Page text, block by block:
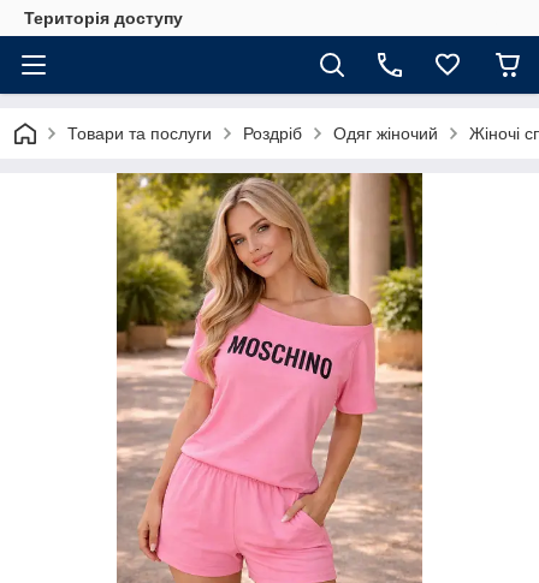
Територія доступу
Товари та послуги Роздріб Одяг жіночий Жіночі